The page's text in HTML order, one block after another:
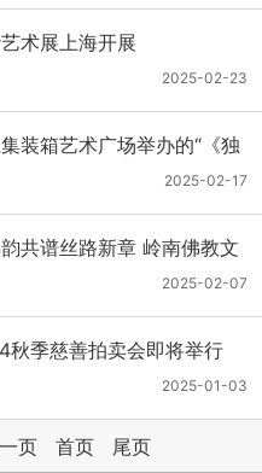
术展上海开展
2025-02-23
装箱艺术广场举办的“《独
回”5幅作品被盗
2025-02-17
共谱丝路新章 岭南佛教文
2025-02-07
秋季慈善拍卖会即将举行
2025-01-03
页 首页 尾页